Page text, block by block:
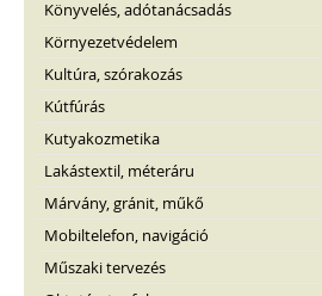
Könyvelés, adótanácsadás
Környezetvédelem
Kultúra, szórakozás
Kútfúrás
Kutyakozmetika
Lakástextil, méteráru
Márvány, gránit, műkő
Mobiltelefon, navigáció
Műszaki tervezés